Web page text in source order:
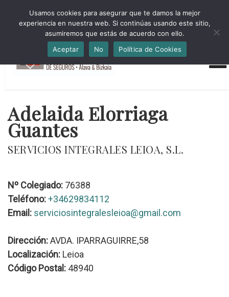
HORARIO INVIERNO Lun-Jue 09:00-16:30 Vier 9:00-14:00
administracion@cmsab.eus 94.442.43.43 Móvil y Whatsapp
688.889.170
Adelaida Elorriaga
Guantes
SERVICIOS INTEGRALES LEIOA, S.L.
Nº Colegiado: 76388
Teléfono:+34629834112
Email: serviciosintegralesleioa@gmail.com
Dirección:AVDA. IPARRAGUIRRE,58
Localización: Leioa
Código Postal: 48940
Usamos cookies para asegurar que te damos la mejor
experiencia en nuestra web. Si continúas usando este sitio,
asumiremos que estás de acuerdo con ello.
Aceptar
No Política de Cookies